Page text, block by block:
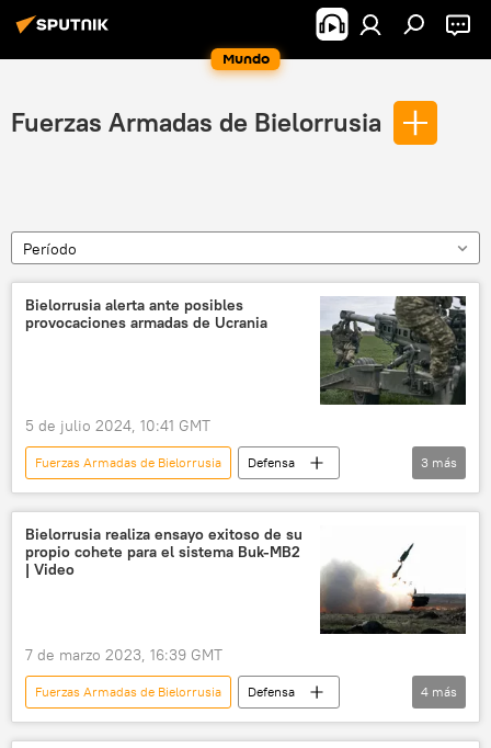
Mundo
Fuerzas Armadas de Bielorrusia
Período
Bielorrusia alerta ante posibles
provocaciones armadas de Ucrania
5 de julio 2024, 10:41 GMT
Fuerzas Armadas de Bielorrusia
Defensa
Bielorrusia
🛡️ Zonas de conflicto
Ucrania
3 más
Bielorrusia realiza ensayo exitoso de su
propio cohete para el sistema Buk-MB2
| Video
7 de marzo 2023, 16:39 GMT
Fuerzas Armadas de Bielorrusia
Defensa
🛡️ Fuerzas Armadas
Bielorrusia
4 más